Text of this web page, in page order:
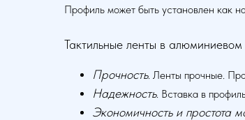
Профиль может быть установлен как
Тактильные ленты в алюминиевом
Прочность. Ленты прочные.
Надежность. Вставка в
Экономичность и простота